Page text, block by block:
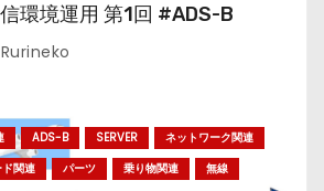
環境運用 第1回 #ADS-B
Rurineko
ADS-B SERVER
ネットワーク関連
関連 パーツ 乗り物関連 無線